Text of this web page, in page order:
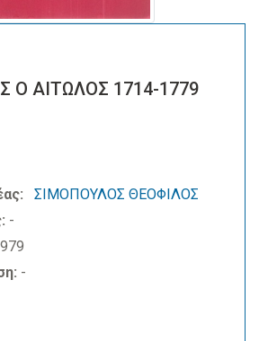
Ο ΑΙΤΩΛΟΣ 1714-1779
ΣΙΜΟΠΟΥΛΟΣ ΘΕΟΦΙΛΟΣ
-
-